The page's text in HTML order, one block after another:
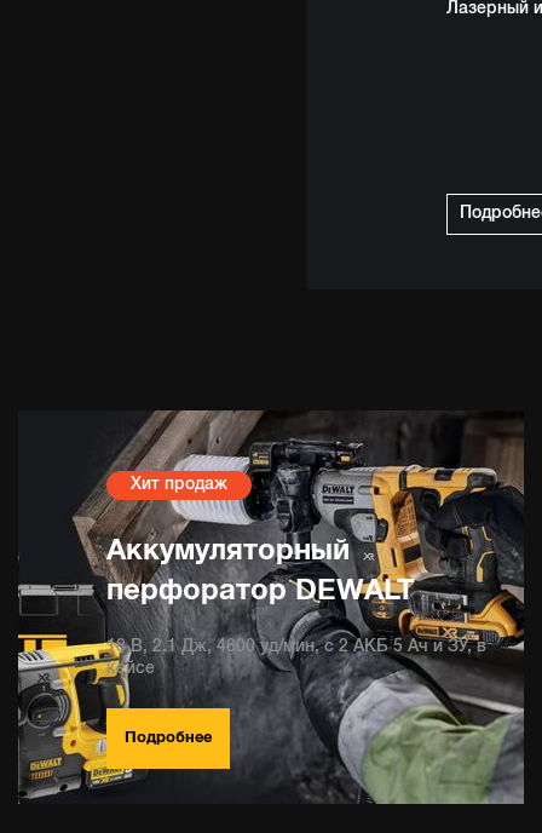
Лазерный
Хит продаж
Аккумуляторный
перфоратор DEWALT
18 В, 2.1 Дж, 4600 уд/мин, с 2 АКБ 5 Ач и ЗУ, в
кейсе
Подробнее